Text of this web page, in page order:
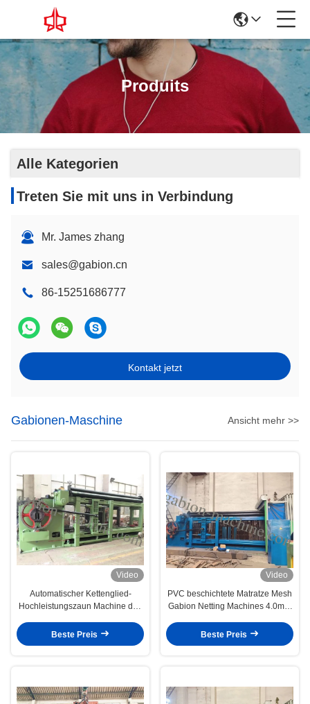
Produits
Alle Kategorien
Treten Sie mit uns in Verbindung
Mr. James zhang
sales@gabion.cn
86-15251686777
Kontakt jetzt
Gabionen-Maschine Ansicht mehr >>
Video
Automatischer Kettenglied-
Hochleistungszaun Machine des
Beste Preis
Video
PVC beschichtete Matratze Mesh
Gabion Netting Machines 4.0mm
Beste Preis